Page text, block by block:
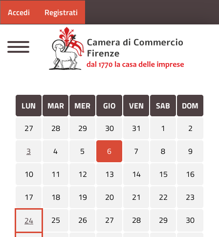
Menu profilo utente
Accedi Registrati
LUN MAR MER GIO VEN SAB
DOM
27
28 29 30 31 1
2
3
4 5 6 7 8
9
10
11 12 13 14 15
16
17
18 19 20 21 22
23
24
25 26 27 28 29 30